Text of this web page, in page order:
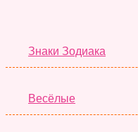
Знаки Зодиака
Весёлые